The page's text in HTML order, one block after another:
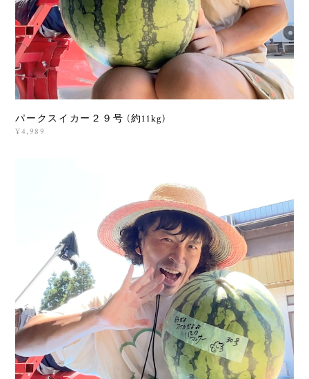
パークスイカー２９号 (約11kg)
¥4,989